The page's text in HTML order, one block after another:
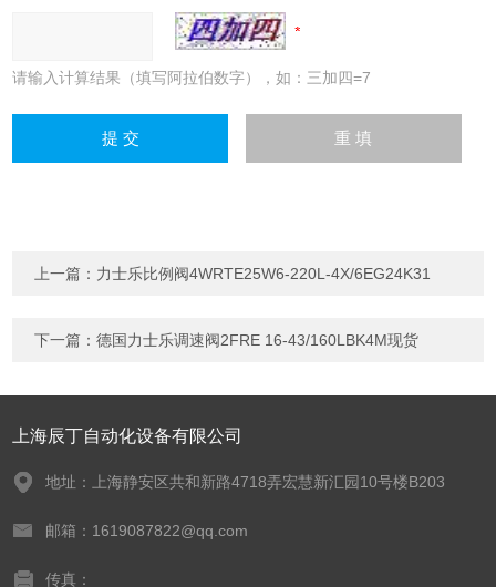
请输入计算结果（填写阿拉伯数字），如：三加四=7
上一篇： 力士乐比例阀4WRTE25W6-220L-4X/6EG24K31
下一篇：德国力士乐调速阀2FRE 16-43/160LBK4M现货
上海辰丁自动化设备有限公司
地址：上海静安区共和新路4718弄宏慧新汇园10号楼B203
邮箱：1619087822@qq.com
传真：